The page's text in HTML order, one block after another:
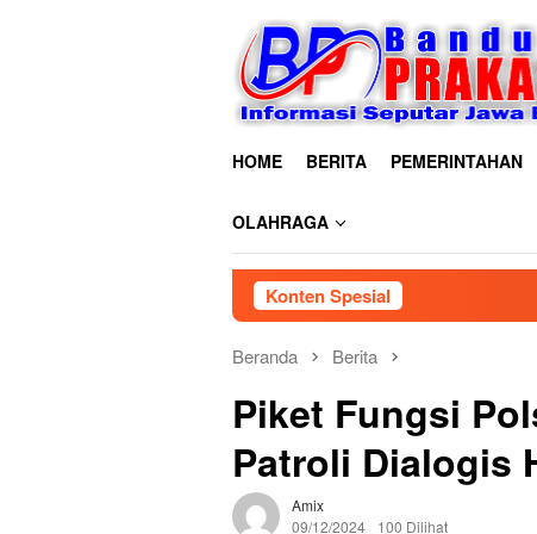
HOME BERITA PEMERINTAHAN
OLAHRAGA
Konten Spesial
Beranda Berita
Piket Fungsi
Patroli Dialogis
Amix
09/12/2024
100 Dilihat